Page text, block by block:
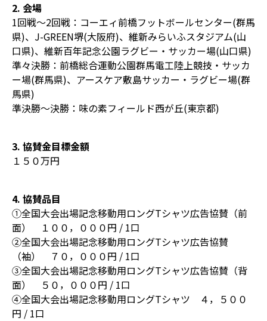
2. 会場
1回戦〜2回戦：コーエィ前橋フットボールセンター(群馬
県)、J-GREEN堺(大阪府)、維新みらいふスタジアム(山
口県)、維新百年記念公園ラグビー・サッカー場(山口県)
準々決勝：前橋総合運動公園群馬電工陸上競技・サッカ
ー場(群馬県)、アースケア敷島サッカー・ラグビー場(群
馬県)
準決勝〜決勝：味の素フィールド西が丘(東京都)
3. 協賛金目標金額
１５０万円
4. 協賛品目
①全国大会出場記念移動用ロングTシャツ広告協賛（前
面） １００，０００円 / 1口
②全国大会出場記念移動用ロングTシャツ広告協賛
（袖） ７０，０００円 / 1口
③全国大会出場記念移動用ロングTシャツ広告協賛（背
面） ５０，０００円 / 1口
④全国大会出場記念移動用ロングTシャツ ４，５００
円 / 1口